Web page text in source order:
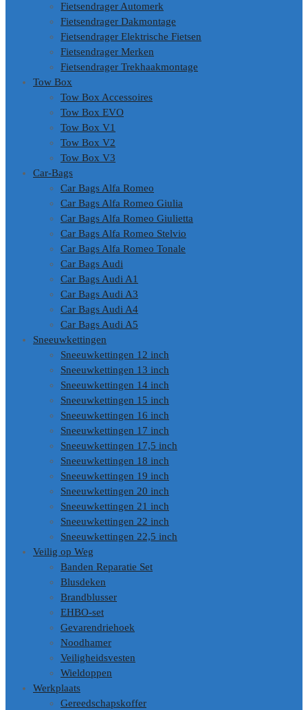
Fietsendrager Automerk
Fietsendrager Dakmontage
Fietsendrager Elektrische Fietsen
Fietsendrager Merken
Fietsendrager Trekhaakmontage
Tow Box
Tow Box Accessoires
Tow Box EVO
Tow Box V1
Tow Box V2
Tow Box V3
Car-Bags
Car Bags Alfa Romeo
Car Bags Alfa Romeo Giulia
Car Bags Alfa Romeo Giulietta
Car Bags Alfa Romeo Stelvio
Car Bags Alfa Romeo Tonale
Car Bags Audi
Car Bags Audi A1
Car Bags Audi A3
Car Bags Audi A4
Car Bags Audi A5
Sneeuwkettingen
Sneeuwkettingen 12 inch
Sneeuwkettingen 13 inch
Sneeuwkettingen 14 inch
Sneeuwkettingen 15 inch
Sneeuwkettingen 16 inch
Sneeuwkettingen 17 inch
Sneeuwkettingen 17,5 inch
Sneeuwkettingen 18 inch
Sneeuwkettingen 19 inch
Sneeuwkettingen 20 inch
Sneeuwkettingen 21 inch
Sneeuwkettingen 22 inch
Sneeuwkettingen 22,5 inch
Veilig op Weg
Banden Reparatie Set
Blusdeken
Brandblusser
EHBO-set
Gevarendriehoek
Noodhamer
Veiligheidsvesten
Wieldoppen
Werkplaats
Gereedschapskoffer